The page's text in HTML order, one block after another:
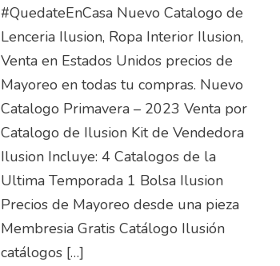
#QuedateEnCasa Nuevo Catalogo de
Lenceria Ilusion, Ropa Interior Ilusion,
Venta en Estados Unidos precios de
Mayoreo en todas tu compras. Nuevo
Catalogo Primavera – 2023 Venta por
Catalogo de Ilusion Kit de Vendedora
Ilusion Incluye: 4 Catalogos de la
Ultima Temporada 1 Bolsa Ilusion
Precios de Mayoreo desde una pieza
Membresia Gratis Catálogo Ilusión
catálogos […]